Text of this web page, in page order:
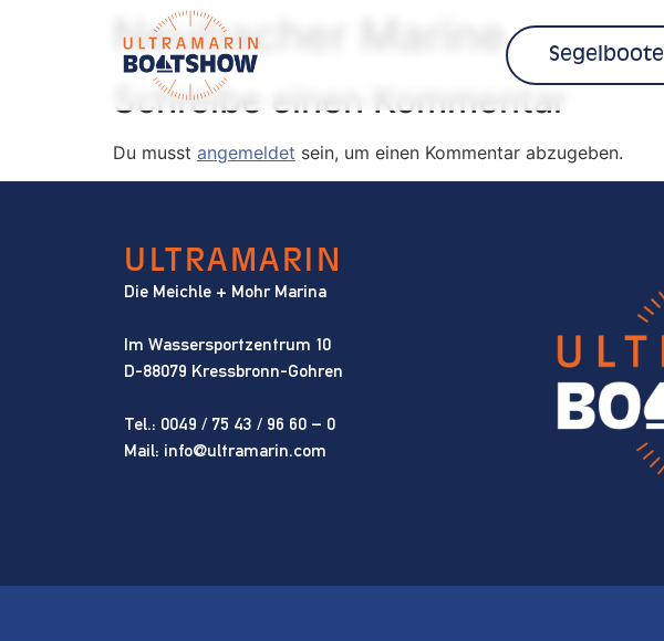
Segelboote
Neubacher Marine
Schreibe einen Kommentar
Du musst angemeldet sein, um einen Kommentar abzugeben.
ULTRAMARIN
Die Meichle + Mohr Marina
Im Wassersportzentrum 10
D-88079 Kressbronn-Gohren
Tel.: 0049 / 75 43 / 96 60 – 0
Mail: info@ultramarin.com